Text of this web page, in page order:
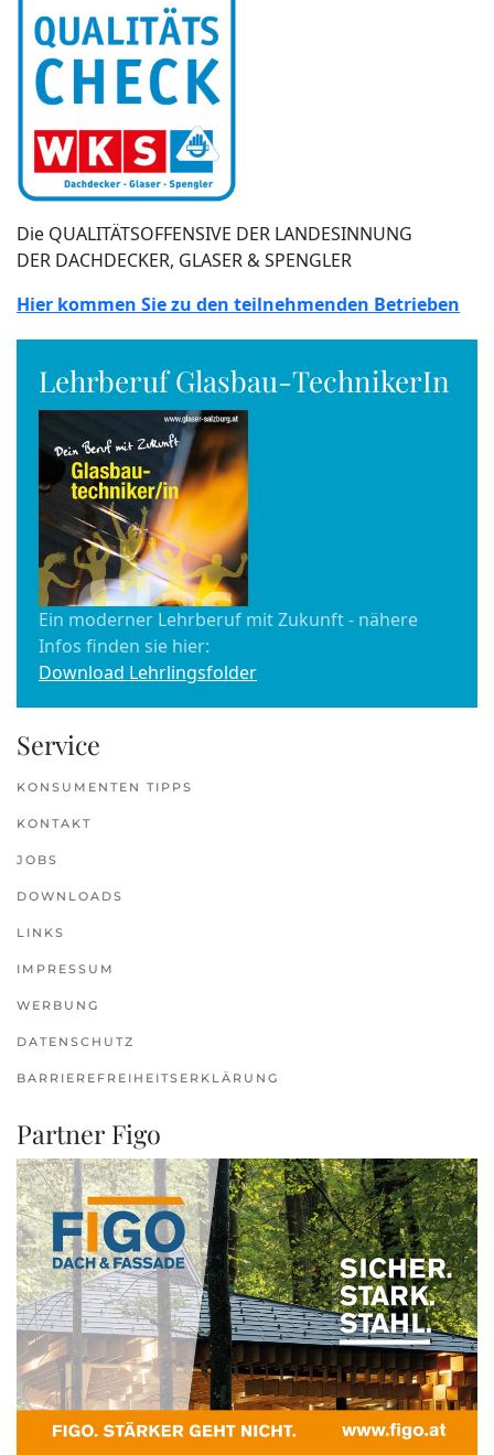
Die QUALITÄTSOFFENSIVE DER LANDESINNUNG
DER DACHDECKER, GLASER & SPENGLER
Hier kommen Sie zu den teilnehmenden Betrieben
Lehrberuf Glasbau-TechnikerIn
Ein moderner Lehrberuf mit Zukunft - nähere
Infos finden sie hier:
Download Lehrlingsfolder
Service
KONSUMENTEN TIPPS
KONTAKT
JOBS
DOWNLOADS
LINKS
IMPRESSUM
WERBUNG
DATENSCHUTZ
BARRIEREFREIHEITSERKLÄRUNG
Partner Figo